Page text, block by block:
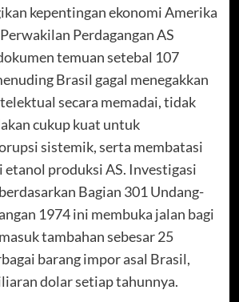
kepentingan ekonomi Amerika
Perdagangan AS
temuan setebal 107
Brasil gagal menegakkan
secara memadai, tidak
cukup kuat untuk
sistemik, serta membatasi
etanol produksi AS. Investigasi
Bagian 301 Undang-
1974 ini membuka jalan bagi
tambahan sebesar 25
barang impor asal Brasil,
dolar setiap tahunnya.